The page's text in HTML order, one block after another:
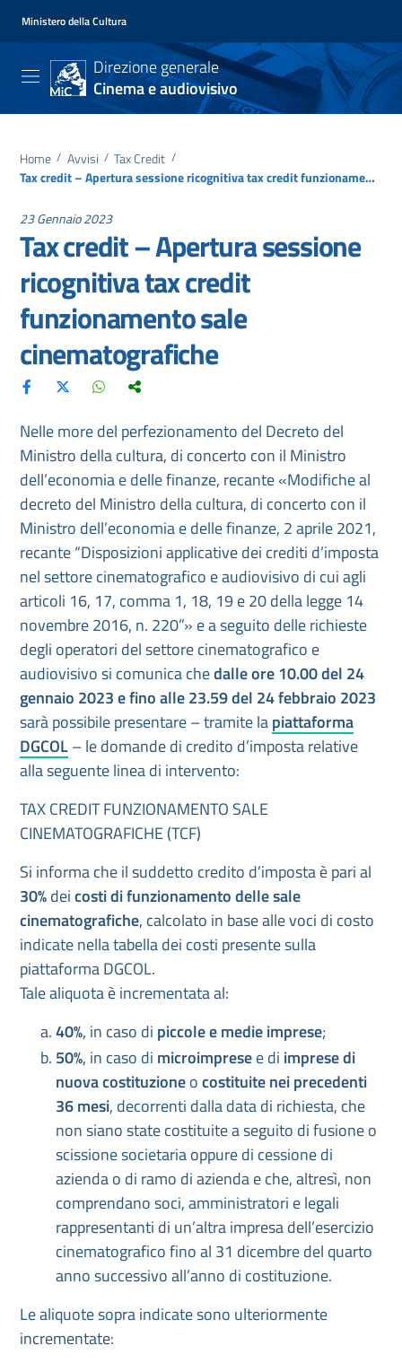
Ministero della Cultura
Direzione generale
Cinema e audiovisivo
Home / Avvisi / Tax Credit /
Tax credit – Apertura sessione ricognitiva tax credit funzionamento sale cinematografiche
23 Gennaio 2023
Tax credit – Apertura sessione
ricognitiva tax credit
funzionamento sale
cinematografiche
Nelle more del perfezionamento del Decreto del
Ministro della cultura, di concerto con il Ministro
dell’economia e delle finanze, recante «Modifiche al
decreto del Ministro della cultura, di concerto con il
Ministro dell’economia e delle finanze, 2 aprile 2021,
recante “Disposizioni applicative dei crediti d’imposta
nel settore cinematografico e audiovisivo di cui agli
articoli 16, 17, comma 1, 18, 19 e 20 della legge 14
novembre 2016, n. 220”» e a seguito delle richieste
degli operatori del settore cinematografico e
audiovisivo si comunica chedalle ore 10.00 del 24
gennaio 2023 e fino alle 23.59 del 24 febbraio 2023
sarà possibile presentare – tramite lapiattaforma
DGCOL– le domande di credito d’imposta relative
alla seguente linea di intervento:
TAX CREDIT FUNZIONAMENTO SALE
CINEMATOGRAFICHE (TCF)
Si informa che il suddetto credito d’imposta è pari al
30%deicosti di funzionamento delle sale
cinematografiche, calcolato in base alle voci di costo
indicate nella tabella dei costi presente sulla
piattaforma DGCOL.
Tale aliquota è incrementata al:
40%, in caso di piccole e medie imprese;
50%, in caso di microimpresee di imprese di
nuova costituzioneocostituite nei precedenti
36 mesi, decorrenti dalla data di richiesta, che
non siano state costituite a seguito di fusione o
scissione societaria oppure di cessione di
azienda o di ramo di azienda e che, altresì, non
comprendano soci, amministratori e legali
rappresentanti di un’altra impresa dell’esercizio
cinematografico fino al 31 dicembre del quarto
anno successivo all’anno di costituzione.
Le aliquote sopra indicate sono ulteriormente
incrementate: